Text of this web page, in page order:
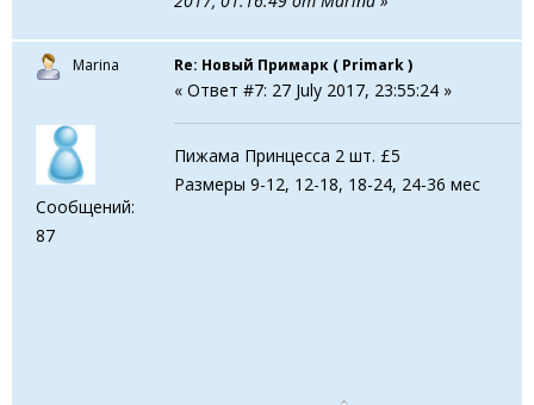
Marina
Сообщений:
87
Re: Новый Примарк ( Primark )
« Ответ #7: 27 July 2017, 23:55:24 »
Пижама Принцесса 2 шт. £5
Размеры 9-12, 12-18, 18-24, 24-36 мес